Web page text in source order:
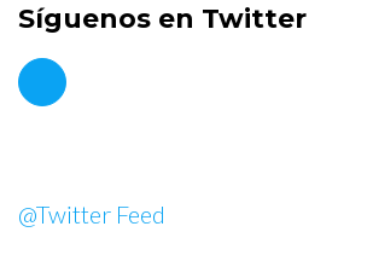
Síguenos en Twitter
@Twitter Feed